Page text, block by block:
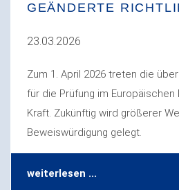
GEÄNDERTE
23.03.2026
Zum 1. April 2026 treten die
für die Prüfung im Europäischen
Kraft. Zukünftig wird größerer
Beweiswürdigung gelegt.
weiterlesen ...